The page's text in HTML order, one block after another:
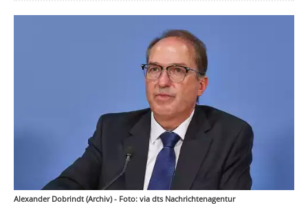
Alexander Dobrindt (Archiv) - Foto: via dts Nachrichtenagentur